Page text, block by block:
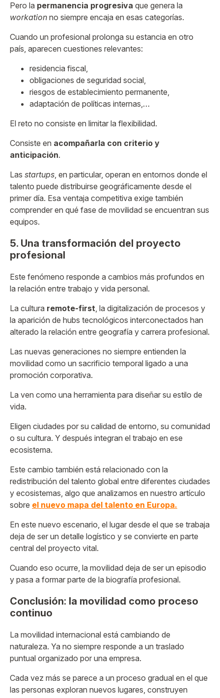
Pero la permanencia progresiva que genera la
workation no siempre encaja en esas categorías.
Cuando un profesional prolonga su estancia en otro
país, aparecen cuestiones relevantes:
residencia fiscal,
obligaciones de seguridad social,
riesgos de establecimiento permanente,
adaptación de políticas internas,…
El reto no consiste en limitar la flexibilidad.
Consiste en acompañarla con criterio y
anticipación.
Las startups, en particular, operan en entornos donde el
talento puede distribuirse geográficamente desde el
primer día. Esa ventaja competitiva exige también
comprender en qué fase de movilidad se encuentran sus
equipos.
5. Una transformación del proyecto
profesional
Este fenómeno responde a cambios más profundos en
la relación entre trabajo y vida personal.
La cultura remote-first, la digitalización de procesos y
la aparición de hubs tecnológicos interconectados han
alterado la relación entre geografía y carrera profesional.
Las nuevas generaciones no siempre entienden la
movilidad como un sacrificio temporal ligado a una
promoción corporativa.
La ven como una herramienta para diseñar su estilo de
vida.
Eligen ciudades por su calidad de entorno, su comunidad
o su cultura. Y después integran el trabajo en ese
ecosistema.
Este cambio también está relacionado con la
redistribución del talento global entre diferentes ciudades
y ecosistemas, algo que analizamos en nuestro artículo
sobre el nuevo mapa del talento en Europa.
En este nuevo escenario, el lugar desde el que se trabaja
deja de ser un detalle logístico y se convierte en parte
central del proyecto vital.
Cuando eso ocurre, la movilidad deja de ser un episodio
y pasa a formar parte de la biografía profesional.
Conclusión: la movilidad como proceso
continuo
La movilidad internacional está cambiando de
naturaleza. Ya no siempre responde a un traslado
puntual organizado por una empresa.
Cada vez más se parece a un proceso gradual en el que
las personas exploran nuevos lugares, construyen